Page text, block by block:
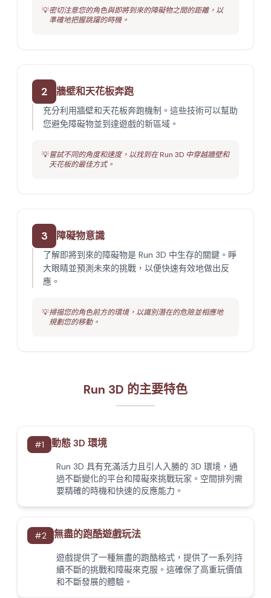
💡密切注意您的角色與即將到來的障礙物之間的距離，以
準確地把握跳躍的時機。
2 牆壁和天花板奔跑
充分利用牆壁和天花板奔跑機制。這些技術可以幫助
您避免障礙物並到達遊戲的新區域。
💡嘗試不同的角度和速度，以找到在 Run 3D 中穿越牆壁和
天花板的最佳方式。
3 障礙物意識
了解即將到來的障礙物是 Run 3D 中生存的關鍵。睜
大眼睛並預測未來的挑戰，以便快速有效地做出反
應。
💡掃描您的角色前方的環境，以識別潛在的危險並相應地
規劃您的移動。
Run 3D 的主要特色
#1 動態 3D 環境
Run 3D 具有充滿活力且引人入勝的 3D 環境，通
過不斷變化的平台和障礙來挑戰玩家。空間排列需
要精確的時機和快速的反應能力。
#2 無盡的跑酷遊戲玩法
遊戲提供了一種無盡的跑酷格式，提供了一系列持
續不斷的挑戰和障礙來克服。這確保了高重玩價值
和不斷發展的體驗。